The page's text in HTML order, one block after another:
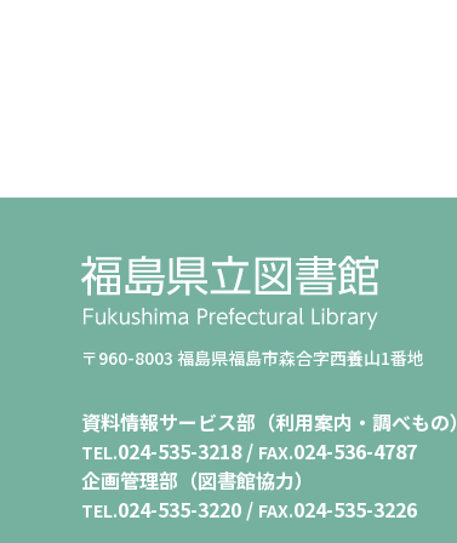
〒960-8003 福島県福島市森合字西養山1番地
資料情報サービス部（利用案内・調べもの）
TEL.024-535-3218 / FAX.024-536-4787
企画管理部（図書館協力）
TEL.024-535-3220 / FAX.024-535-3226